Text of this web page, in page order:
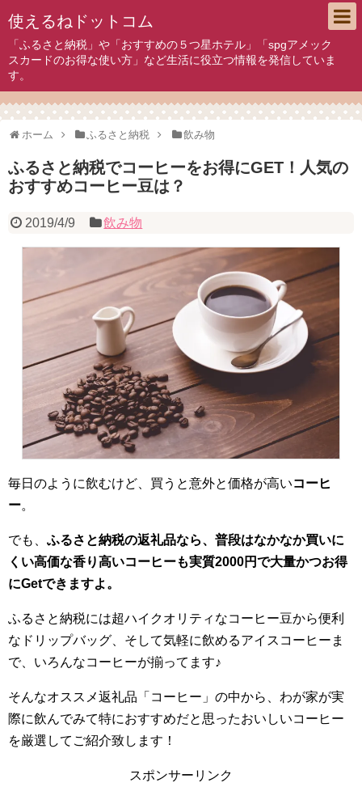
使えるねドットコム
「ふるさと納税」や「おすすめの５つ星ホテル」「spgアメック
スカードのお得な使い方」など生活に役立つ情報を発信していま
す。
ホーム ふるさと納税 飲み物
ふるさと納税でコーヒーをお得にGET！人気の
おすすめコーヒー豆は？
2019/4/9 飲み物
毎日のように飲むけど、買うと意外と価格が高いコーヒ
ー。
でも、 ふるさと納税の返礼品なら、普段はなかなか買いに
くい高価な香り高いコーヒーも実質2000円で大量かつお得
にGetできますよ。
ふるさと納税には超ハイクオリティなコーヒー豆から便利
なドリップバッグ、そして気軽に飲めるアイスコーヒーま
で、いろんなコーヒーが揃ってます♪
そんなオススメ返礼品「コーヒー」の中から、わが家が実
際に飲んでみて特におすすめだと思ったおいしいコーヒー
を厳選してご紹介致します！
スポンサーリンク